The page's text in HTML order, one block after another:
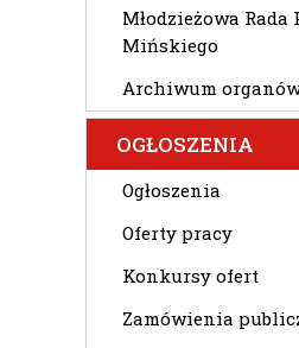
Młodzieżowa Rada
Mińskiego
Archiwum
OGŁOSZENIA
Ogłoszenia
Oferty pracy
Konkursy ofert
Zamówienia